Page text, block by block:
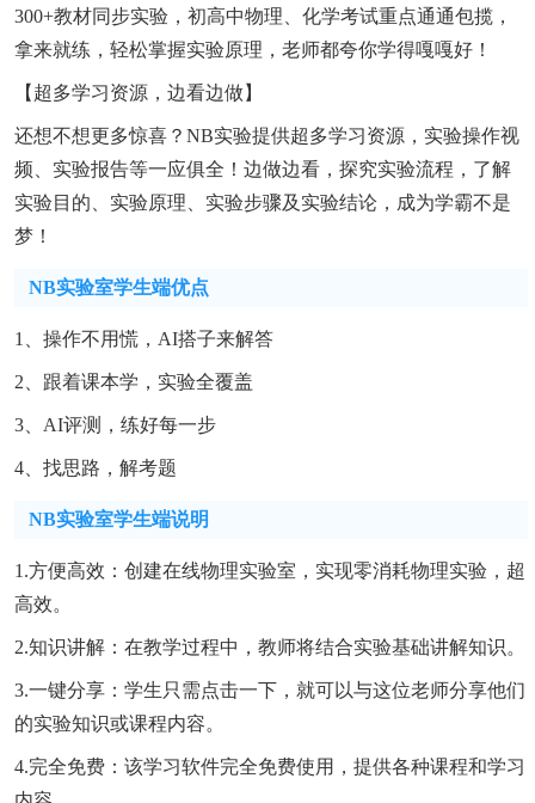
300+教材同步实验，初高中物理、化学考试重点通通包揽，
拿来就练，轻松掌握实验原理，老师都夸你学得嘎嘎好！
【超多学习资源，边看边做】
还想不想更多惊喜？NB实验提供超多学习资源，实验操作视
频、实验报告等一应俱全！边做边看，探究实验流程，了解
实验目的、实验原理、实验步骤及实验结论，成为学霸不是
梦！
NB实验室学生端优点
1、操作不用慌，AI搭子来解答
2、跟着课本学，实验全覆盖
3、AI评测，练好每一步
4、找思路，解考题
NB实验室学生端说明
1.方便高效：创建在线物理实验室，实现零消耗物理实验，超
高效。
2.知识讲解：在教学过程中，教师将结合实验基础讲解知识。
3.一键分享：学生只需点击一下，就可以与这位老师分享他们
的实验知识或课程内容。
4.完全免费：该学习软件完全免费使用，提供各种课程和学习